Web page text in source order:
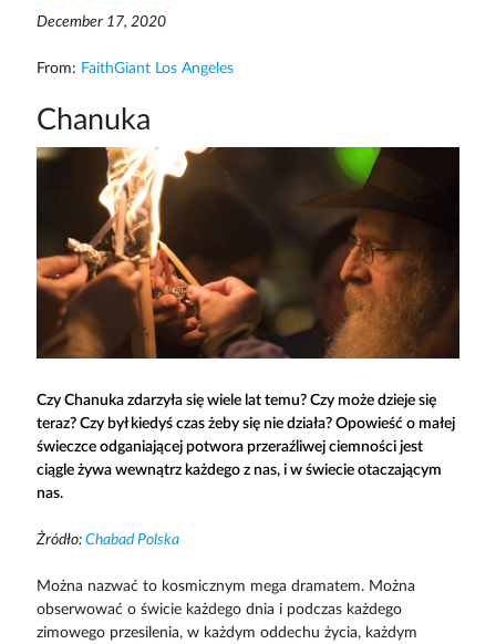
December 17, 2020
From: FaithGiant Los Angeles
Chanuka
Czy Chanuka zdarzyła się wiele lat temu? Czy może dzieje się
teraz? Czy był kiedyś czas żeby się nie działa? Opowieść o małej
świeczce odganiającej potwora przeraźliwej ciemności jest
ciągle żywa wewnątrz każdego z nas, i w świecie otaczającym
nas.
Żródło: Chabad Polska
Można nazwać to kosmicznym mega dramatem. Można
obserwować o świcie każdego dnia i podczas każdego
zimowego przesilenia, w każdym oddechu życia, każdym